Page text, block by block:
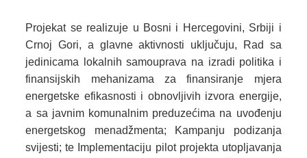
Projekat se realizuje u Bosni i Hercegovini, Srbiji i
Crnoj Gori, a glavne aktivnosti uključuju, Rad sa
jedinicama lokalnih samouprava na izradi politika i
finansijskih mehanizama za finansiranje mjera
energetske efikasnosti i obnovljivih izvora energije,
a sa javnim komunalnim preduzećima na uvođenju
energetskog menadžmenta; Kampanju podizanja
svijesti; te Implementaciju pilot projekta utopljavanja